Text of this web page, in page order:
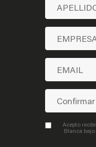
Acepto
Blanca